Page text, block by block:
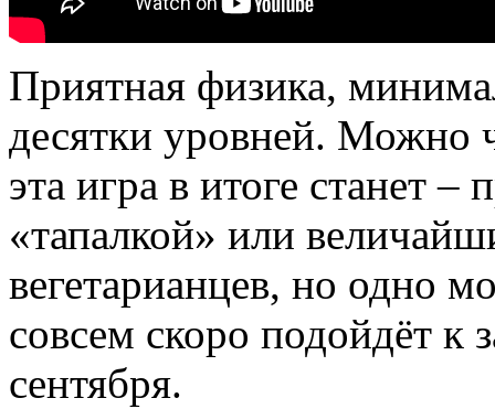
Приятная физика,
десятки уровней. Можно
эта игра в итоге станет
«тапалкой» или
вегетарианцев, но одно
совсем скоро подойдёт
сентября.